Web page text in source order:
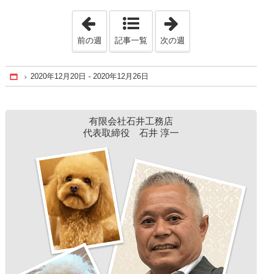
「2020年11月29日 - 2020年12月 5日」
前の週 記事一覧 次の週
Home
2020年12月20日 - 2020年12月26日
有限会社石井工務店
代表取締役 石井 淳一